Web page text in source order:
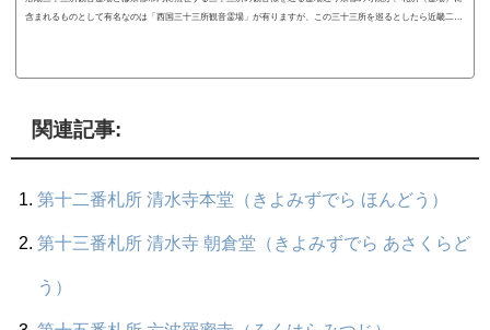
含まれるものとして有名なのは「西国三十三所観音霊場」が有りますが、この三十三所を巡るとしたら近畿二府
関連記事:
第十二番札所 清水寺本堂（きよみずでら ほんどう）
第十三番札所 清水寺 朝倉堂（きよみずでら あさくらど
う）